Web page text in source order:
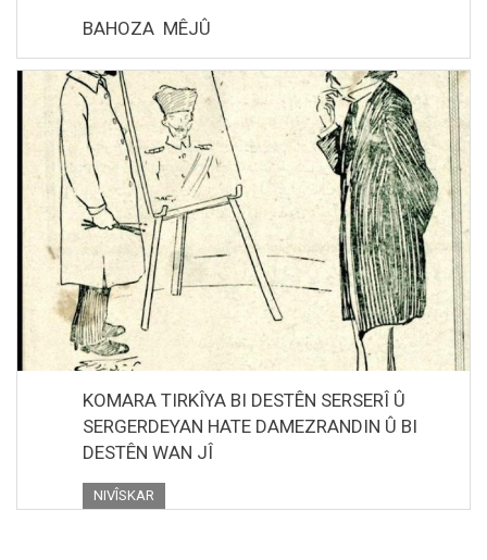
BAHOZA MÊJÛ
KOMARA TIRKÎYA BI DESTÊN SERSERÎ Û
SERGERDEYAN HATE DAMEZRANDIN Û BI
DESTÊN WAN JÎ
NIVÎSKAR